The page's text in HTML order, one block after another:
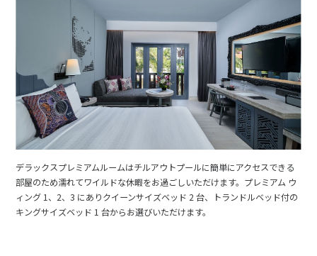
デラックスプレミアムルームはチルアウトプールに簡単にアクセスできる
部屋のため濡れてワイルドな休暇をお過ごしいただけます。プレミアム ウ
ィング 1、2、3 にありクイーンサイズベッド 2 台、トランドルベッド付の
キングサイズベッド 1 台からお選びいただけます。